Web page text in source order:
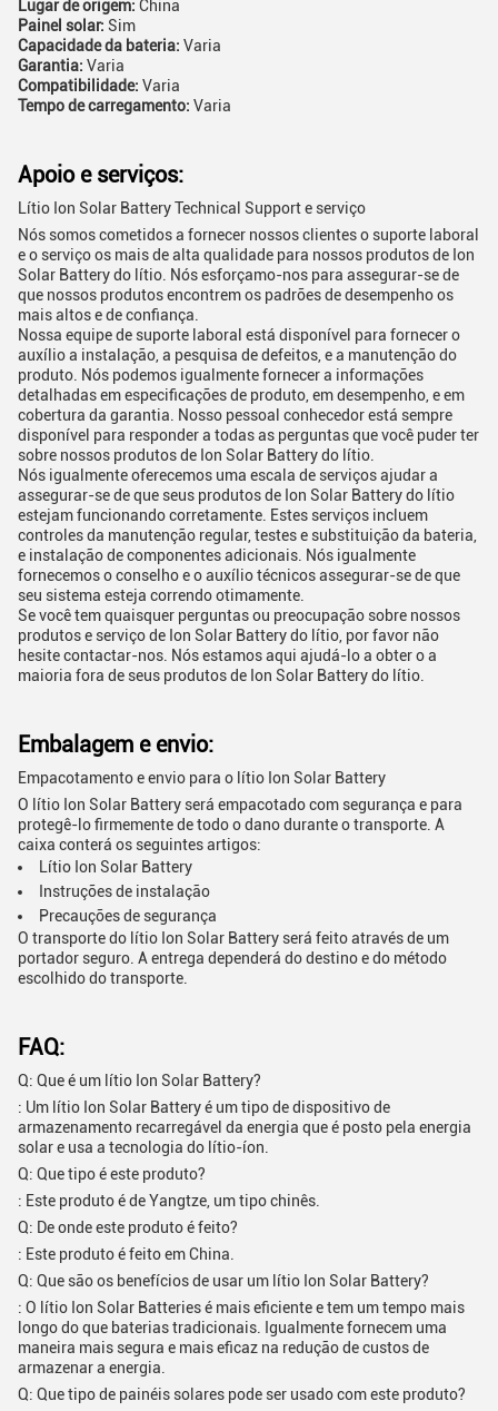
Lugar de origem: China
Painel solar: Sim
Capacidade da bateria: Varia
Garantia: Varia
Compatibilidade: Varia
Tempo de carregamento: Varia
Apoio e serviços:
Lítio Ion Solar Battery Technical Support e serviço
Nós somos cometidos a fornecer nossos clientes o suporte laboral
e o serviço os mais de alta qualidade para nossos produtos de Ion
Solar Battery do lítio. Nós esforçamo-nos para assegurar-se de
que nossos produtos encontrem os padrões de desempenho os
mais altos e de confiança.
Nossa equipe de suporte laboral está disponível para fornecer o
auxílio a instalação, a pesquisa de defeitos, e a manutenção do
produto. Nós podemos igualmente fornecer a informações
detalhadas em especificações de produto, em desempenho, e em
cobertura da garantia. Nosso pessoal conhecedor está sempre
disponível para responder a todas as perguntas que você puder ter
sobre nossos produtos de Ion Solar Battery do lítio.
Nós igualmente oferecemos uma escala de serviços ajudar a
assegurar-se de que seus produtos de Ion Solar Battery do lítio
estejam funcionando corretamente. Estes serviços incluem
controles da manutenção regular, testes e substituição da bateria,
e instalação de componentes adicionais. Nós igualmente
fornecemos o conselho e o auxílio técnicos assegurar-se de que
seu sistema esteja correndo otimamente.
Se você tem quaisquer perguntas ou preocupação sobre nossos
produtos e serviço de Ion Solar Battery do lítio, por favor não
hesite contactar-nos. Nós estamos aqui ajudá-lo a obter o a
maioria fora de seus produtos de Ion Solar Battery do lítio.
Embalagem e envio:
Empacotamento e envio para o lítio Ion Solar Battery
O lítio Ion Solar Battery será empacotado com segurança e para
protegê-lo firmemente de todo o dano durante o transporte. A
caixa conterá os seguintes artigos:
Lítio Ion Solar Battery
Instruções de instalação
Precauções de segurança
O transporte do lítio Ion Solar Battery será feito através de um
portador seguro. A entrega dependerá do destino e do método
escolhido do transporte.
FAQ:
Q: Que é um lítio Ion Solar Battery?
: Um lítio Ion Solar Battery é um tipo de dispositivo de
armazenamento recarregável da energia que é posto pela energia
solar e usa a tecnologia do lítio-íon.
Q: Que tipo é este produto?
: Este produto é de Yangtze, um tipo chinês.
Q: De onde este produto é feito?
: Este produto é feito em China.
Q: Que são os benefícios de usar um lítio Ion Solar Battery?
: O lítio Ion Solar Batteries é mais eficiente e tem um tempo mais
longo do que baterias tradicionais. Igualmente fornecem uma
maneira mais segura e mais eficaz na redução de custos de
armazenar a energia.
Q: Que tipo de painéis solares pode ser usado com este produto?